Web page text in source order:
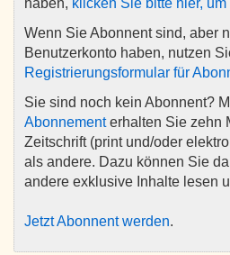
haben, klicken Sie bitte hier,
Wenn Sie Abonnent sind, aber
Benutzerkonto haben, nutzen
Registrierungsformular für
Sie sind noch kein Abonnent?
Abonnementerhalten Sie zehn
Zeitschrift (print und/oder
als andere. Dazu können Sie
andere exklusive Inhalte lesen
Jetzt Abonnent werden.